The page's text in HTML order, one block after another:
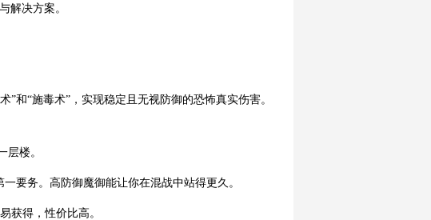
解决方案。
和“施毒术”，实现稳定且无视防御的恐怖真实伤害。
楼。
要务。高防御魔御能让你在混战中站得更久。
获得，性价比高。